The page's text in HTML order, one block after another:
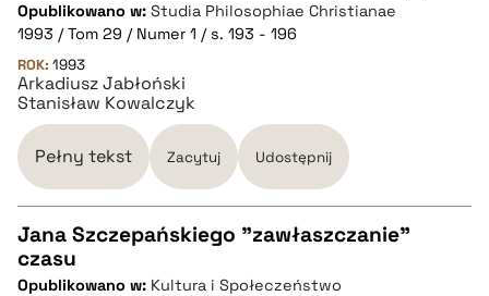
pobierz cytat
BIBTEX
pobierz cytat
Opublikowano w: Studia Philosophiae Christianae
1993 / Tom 29 / Numer 1 / s. 193 - 196
ROK: 1993
Arkadiusz Jabłoński
Stanisław Kowalczyk
Pełny tekst Zacytuj Udostępnij
CZYSTY TEKST
Jana Szczepańskiego "zawłaszczanie"
czasu
Opublikowano w: Kultura i Społeczeństwo